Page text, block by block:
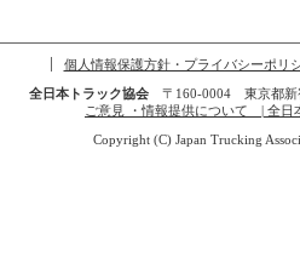
個人情報保護方針・プライバシーポリ
全日本トラック協会〒160-0004 東京都新
ご意見 ・情報提供について | 全日
Copyright (C) Japan Trucking